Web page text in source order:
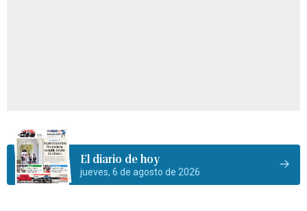
El diario de hoy
jueves, 6 de agosto de 2026